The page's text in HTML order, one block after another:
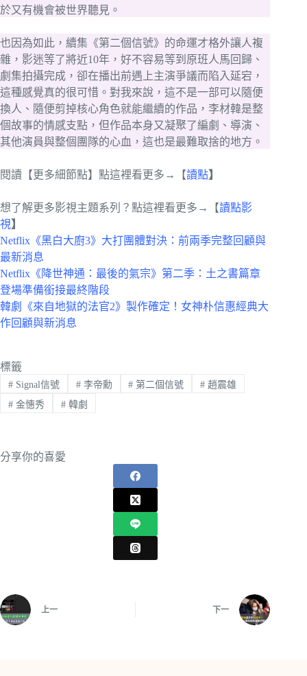
於又有機會被世界聽見。
也因為如此，續集《第二個信號》的命運才格外讓人複
雜，影迷等了將近10年，好不容易等到原班人馬回歸、
劇集拍攝完成，卻在播出前遇上主演爭議而陷入延宕，
這種感覺真的很可惜。對我來說，這不是一部可以隨便
換人、隨便剪掉核心角色就能繼續的作品，李材韓是整
個故事的情感支點，但作品本身又凝聚了編劇、導演、
其他演員與整個團隊的心血，這也是最難取捨的地方。
閱讀【更多細節點】點這裡看更多→【讀點】
想了解更多影視主題系列？點這裡看更多→【讀點影
視】
Netflix《黑白大廚3》大打團體對決：前兩季完整回顧與
最新消息
Netflix《降世神通：最後的氣宗》第二季：土之書篇章
登場準備銜接最終階段
韓劇《來自地獄的法官2》製作確定！女神朴信惠經典大
作回顧與新消息
標籤
#Signal信號 #李帝勳 # 第二個信號 # 趙震雄
#金憓秀 #韓劇
分享你的喜愛
上一 下一